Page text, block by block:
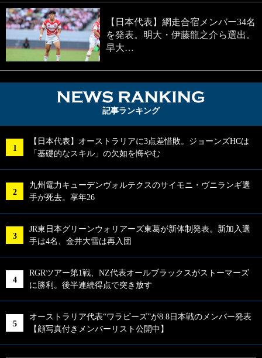
【日本代表】網走合宿メンバー34名
を発表。明大・伊藤龍之介ら選出。
早大…
記事ランキング
【日本代表】オーストラリアに3点差惜敗。ジョーンズHCは
「基礎的なスキル」の欠如を悔やむ
九州電力キューデンヴォルテクスのサイモニ・ヴニランギ選
手が死去。享年26
JR東日本グリーンウォリアーズ東葛が新体制発表。新加入選
手は4名、金井大雪は再入団
RGRツアー第1戦、NZ代表オールブラックスがストーマーズ
に勝利。後半連続得点で突き放す
オーストラリア代表“ワラビーズ”が8.8日本戦のメンバー発表
【顔写真付きメンバーリスト公開中】